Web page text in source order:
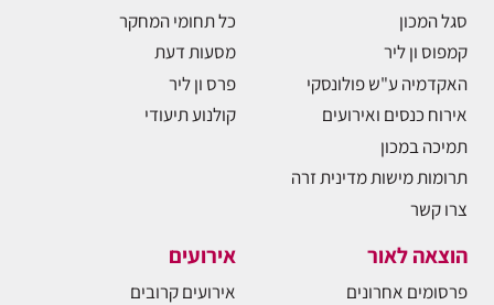
סגל המכון
קמפוס ון ליר
האקדמיה ע"ש פולונסקי
אירוח כנסים ואירועים
תמיכה במכון
תרומות מישות מדינית זרה
צרו קשר
כל תחומי המחקר
מסעות דעת
פרס ון ליר
קולנוע תיעודי
הוצאה לאור
פרסומים אחרונים
אירועים
אירועים קרובים